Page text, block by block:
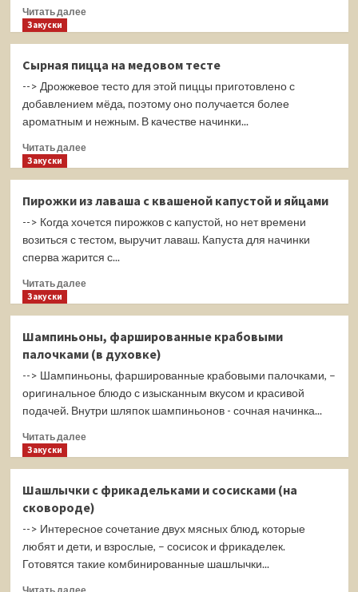
Читать далееПрочитать
из
свинины
с
маринованными
и
Закуски
Сырная пицца на медовом тесте
--> Дрожжевое тесто для этой пиццы приготовлено с
добавлением мёда, поэтому оно получается более
ароматным и нежным. В качестве начинки...
Читать далееПрочитать
пицца
на
медовом
Закуски
Пирожки из лаваша с квашеной капустой и яйцами
--> Когда хочется пирожков с капустой, но нет времени
возиться с тестом, выручит лаваш. Капуста для начинки
сперва жарится с...
Читать далееПрочитать
из
лаваша
с
квашеной
капустой
и
яйцами
Закуски
Шампиньоны, фаршированные крабовыми
палочками (в духовке)
--> Шампиньоны, фаршированные крабовыми палочками, –
оригинальное блюдо с изысканным вкусом и красивой
подачей. Внутри шляпок шампиньонов - сочная начинка...
Читать далееПрочитать
фаршированные
крабовыми
палочками
духовке)
Закуски
Шашлычки с фрикадельками и сосисками (на
сковороде)
--> Интересное сочетание двух мясных блюд, которые
любят и дети, и взрослые, – сосисок и фрикаделек.
Готовятся такие комбинированные шашлычки...
Прочитать